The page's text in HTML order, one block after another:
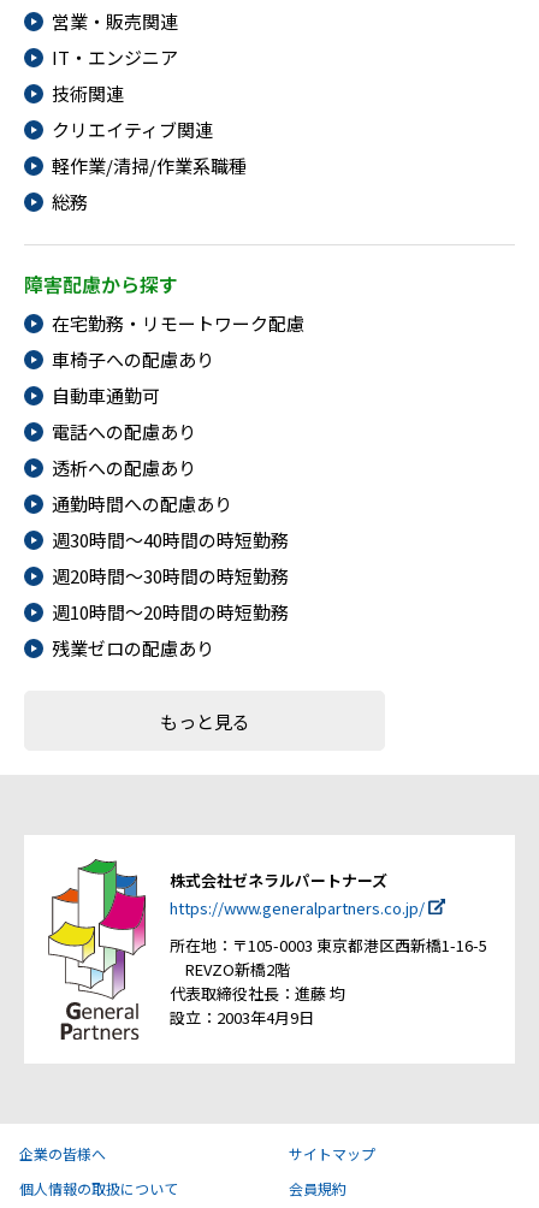
営業・販売関連
IT・エンジニア
技術関連
クリエイティブ関連
軽作業/清掃/作業系職種
総務
障害配慮から探す
在宅勤務・リモートワーク配慮
車椅子への配慮あり
自動車通勤可
電話への配慮あり
透析への配慮あり
通勤時間への配慮あり
週30時間～40時間の時短勤務
週20時間～30時間の時短勤務
週10時間～20時間の時短勤務
残業ゼロの配慮あり
もっと見る
株式会社ゼネラルパートナーズ
https://www.generalpartners.co.jp/
所在地：〒105-0003 東京都港区西新橋1-16-5
REVZO新橋2階
代表取締役社長：進藤 均
設立：2003年4月9日
企業の皆様へ
サイトマップ
個人情報の取扱について
会員規約
メニューを閉じる